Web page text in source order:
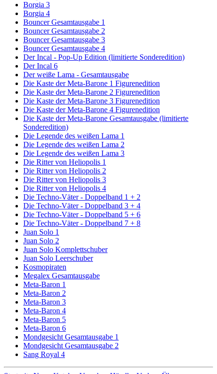
Borgia 3
Borgia 4
Bouncer Gesamtausgabe 1
Bouncer Gesamtausgabe 2
Bouncer Gesamtausgabe 3
Bouncer Gesamtausgabe 4
Der Incal - Pop-Up Edition (limitierte Sonderedition)
Der Incal 6
Der weiße Lama - Gesamtausgabe
Die Kaste der Meta-Barone 1 Figurenedition
Die Kaste der Meta-Barone 2 Figurenedition
Die Kaste der Meta-Barone 3 Figurenedition
Die Kaste der Meta-Barone 4 Figurenedition
Die Kaste der Meta-Barone Gesamtausgabe (limitierte
Sonderedition)
Die Legende des weißen Lama 1
Die Legende des weißen Lama 2
Die Legende des weißen Lama 3
Die Ritter von Heliopolis 1
Die Ritter von Heliopolis 2
Die Ritter von Heliopolis 3
Die Ritter von Heliopolis 4
Die Techno-Väter - Doppelband 1 + 2
Die Techno-Väter - Doppelband 3 + 4
Die Techno-Väter - Doppelband 5 + 6
Die Techno-Väter - Doppelband 7 + 8
Juan Solo 1
Juan Solo 2
Juan Solo Komplettschuber
Juan Solo Leerschuber
Kosmopiraten
Megalex Gesamtausgabe
Meta-Baron 1
Meta-Baron 2
Meta-Baron 3
Meta-Baron 4
Meta-Baron 5
Meta-Baron 6
Mondgesicht Gesamtausgabe 1
Mondgesicht Gesamtausgabe 2
Sang Royal 4